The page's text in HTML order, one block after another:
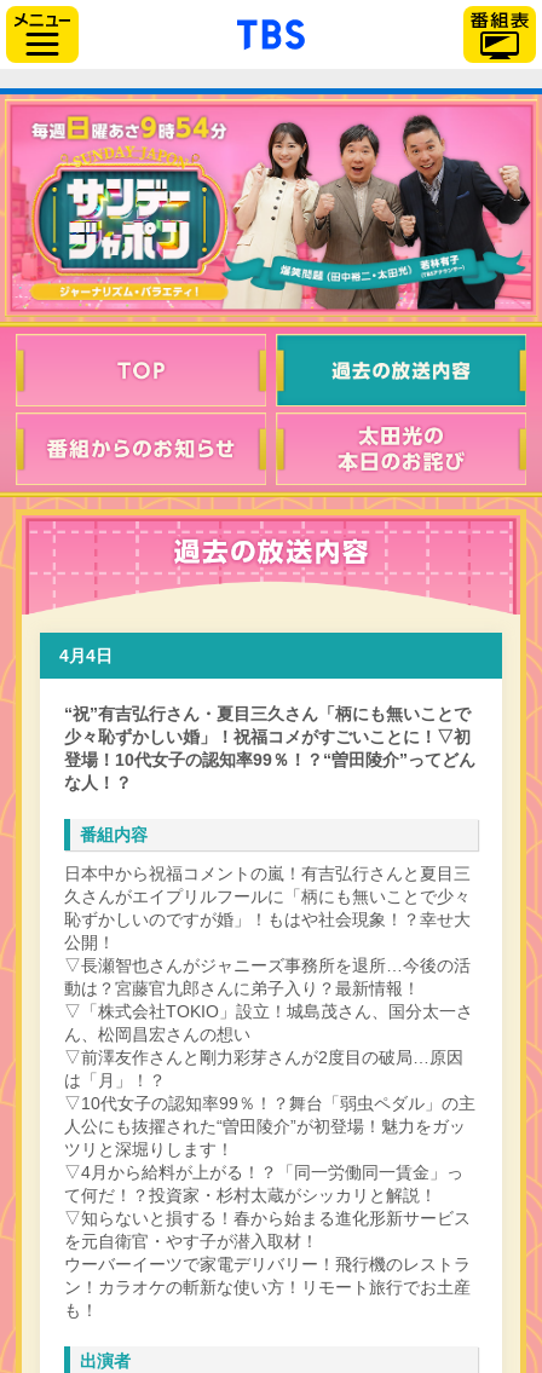
「TBSテレビ」トップ
4月4日
“祝”有吉弘行さん・夏目三久さん「柄にも無いことで
少々恥ずかしい婚」！祝福コメがすごいことに！▽初
登場！10代女子の認知率99％！？“曽田陵介”ってどん
な人！？
番組内容
日本中から祝福コメントの嵐！有吉弘行さんと夏目三
久さんがエイプリルフールに「柄にも無いことで少々
恥ずかしいのですが婚」！もはや社会現象！？幸せ大
公開！
▽長瀬智也さんがジャニーズ事務所を退所…今後の活
動は？宮藤官九郎さんに弟子入り？最新情報！
▽「株式会社TOKIO」設立！城島茂さん、国分太一さ
ん、松岡昌宏さんの想い
▽前澤友作さんと剛力彩芽さんが2度目の破局…原因
は「月」！？
▽10代女子の認知率99％！？舞台「弱虫ペダル」の主
人公にも抜擢された“曽田陵介”が初登場！魅力をガッ
ツリと深堀りします！
▽4月から給料が上がる！？「同一労働同一賃金」っ
て何だ！？投資家・杉村太蔵がシッカリと解説！
▽知らないと損する！春から始まる進化形新サービス
を元自衛官・やす子が潜入取材！
ウーバーイーツで家電デリバリー！飛行機のレストラ
ン！カラオケの斬新な使い方！リモート旅行でお土産
も！
出演者